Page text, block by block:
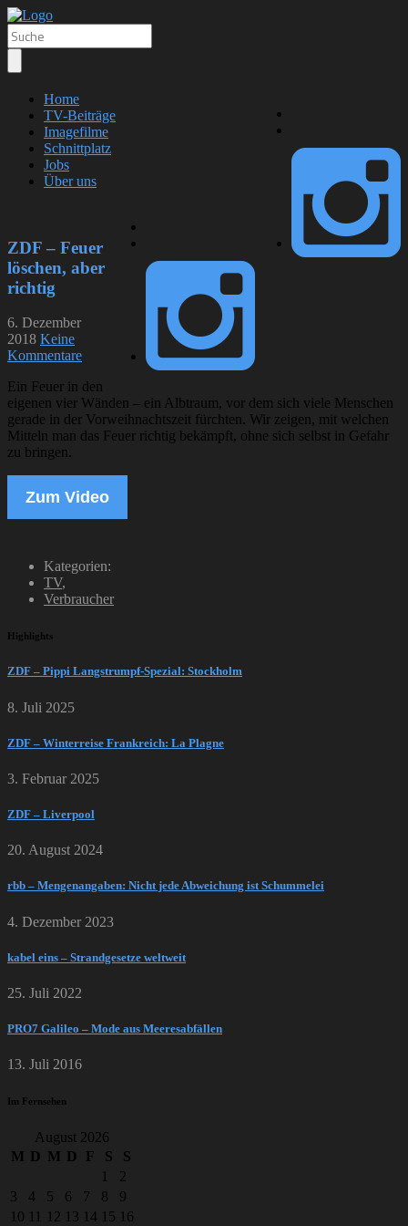
Home
TV-Beiträge
Imagefilme
Schnittplatz
Jobs
Über uns
ZDF – Feuer
löschen, aber
richtig
6. Dezember
2018 Keine
Kommentare
Ein Feuer in den
eigenen vier Wänden – ein Albtraum, vor dem sich viele Menschen
gerade in der Vorweihnachtszeit fürchten. Wir zeigen, mit welchen
Mitteln man das Feuer richtig bekämpft, ohne sich selbst in Gefahr
zu bringen.
Zum Video
Kategorien:
TV,
Verbraucher
Highlights
ZDF – Pippi Langstrumpf-Spezial: Stockholm
8. Juli 2025
ZDF – Winterreise Frankreich: La Plagne
3. Februar 2025
ZDF – Liverpool
20. August 2024
rbb – Mengenangaben: Nicht jede Abweichung ist Schummelei
4. Dezember 2023
kabel eins – Strandgesetze weltweit
25. Juli 2022
PRO7 Galileo – Mode aus Meeresabfällen
13. Juli 2016
Im Fernsehen
August 2026
M D M D F S
S
1
2
3
4 5 6 7 8
9
10 11 12 13 14 15 16